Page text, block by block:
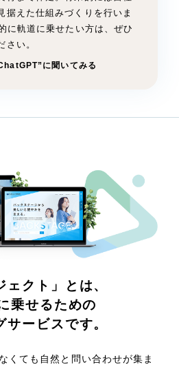
仕組み」と「ノ
援をご提供しま
ィングDX支援
作
企業サイト
グページ） （28件）
プロモーションサイト （12件）
（ロゴ・印刷物） （90件）
ュー
据えた仕組みづくりを行いま
に軌道に乗せたい方は、ぜひ
さい。
に聞いてみる
ェクト」とは、
乗せるための
ービスです。
くても自然と問い合わせが集ま